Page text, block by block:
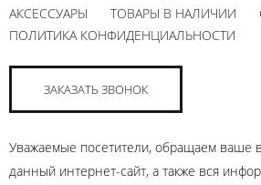
АКСЕССУАРЫ
ТОВАРЫ В НАЛИЧИИ
ПОЛИТИКА КОНФИДЕНЦИАЛЬНОСТИ
ЗАКАЗАТЬ ЗВОНОК
Уважаемые посетители, обращаем ваше
данный интернет-сайт, а также вся